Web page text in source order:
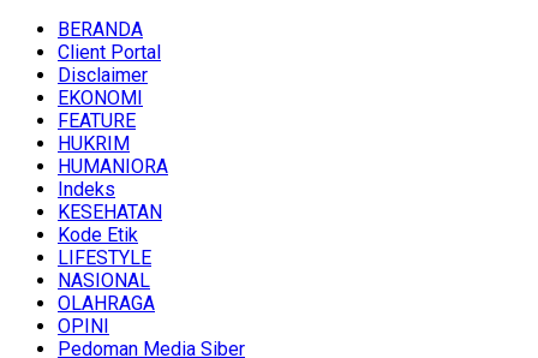
BERANDA
Client Portal
Disclaimer
EKONOMI
FEATURE
HUKRIM
HUMANIORA
Indeks
KESEHATAN
Kode Etik
LIFESTYLE
NASIONAL
OLAHRAGA
OPINI
Pedoman Media Siber